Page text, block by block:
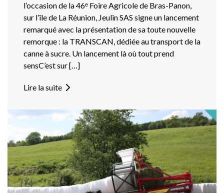
l’occasion de la 46ᵉ Foire Agricole de Bras-Panon,
sur l’île de La Réunion, Jeulin SAS signe un lancement
remarqué avec la présentation de sa toute nouvelle
remorque : la TRANSCAN, dédiée au transport de la
canne à sucre. Un lancement là où tout prend
sensC’est sur […]
Lire la suite